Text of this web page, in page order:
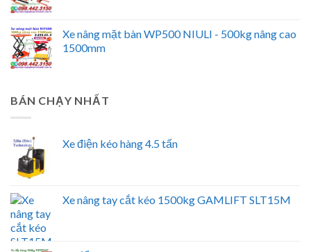
Xe nâng mặt bàn WP500 NIULI - 500kg nâng cao
1500mm
BÁN CHẠY NHẤT
Xe điện kéo hàng 4.5 tấn
Xe nâng tay cắt kéo 1500kg GAMLIFT SLT15M